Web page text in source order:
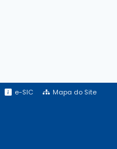
e-SIC Mapa do Site